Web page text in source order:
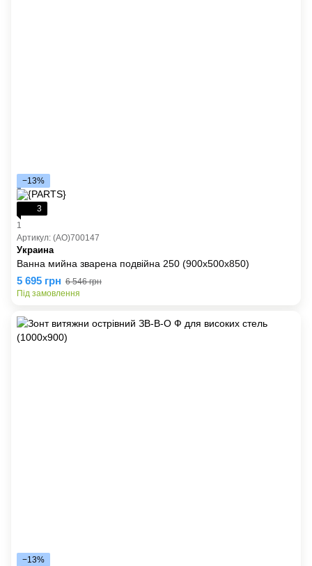
−13%
3
1
Артикул: (AO)700147
Украина
Ванна мийна зварена подвійна 250 (900х500х850)
5 695 грн 6 546 грн
Під замовлення
−13%